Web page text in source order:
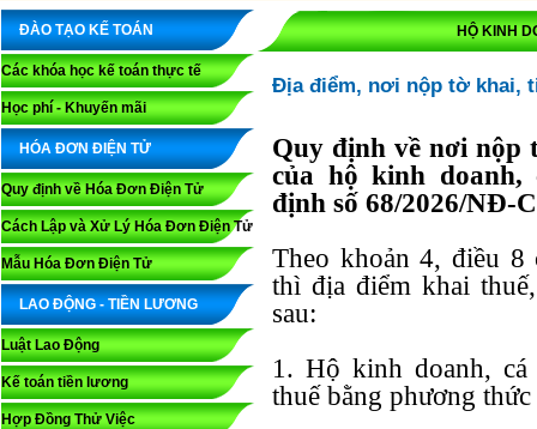
ĐÀO TẠO KẾ TOÁN
Các khóa học kế toán thực tế
Học phí - Khuyến mãi
HÓA ĐƠN ĐIỆN TỬ
Quy định về Hóa Đơn Điện Tử
Cách Lập và Xử Lý Hóa Đơn Điện Tử
Mẫu Hóa Đơn Điện Tử
LAO ĐỘNG - TIỀN LƯƠNG
Luật Lao Động
Kế toán tiền lương
Hợp Đồng Thử Việc
HỘ KINH
Địa điểm, nơi nộp tờ khai,
Quy định về nơi nộp
của hộ kinh doanh,
định số 68/2026/NĐ-
Theo khoản 4, điều
thì địa điểm khai
sau:
1. Hộ kinh doanh,
thuế bằng phương